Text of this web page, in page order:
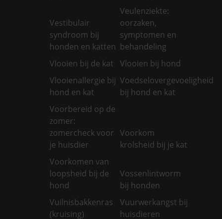
Vestibulair
syndroom bij
honden en katten
Veulenziekte:
oorzaken,
symptomen en
behandeling
Vlooien bij de kat
Vlooien bij hond
Vlooienallergie bij
hond en kat
Voedselovergevoeligheid
bij hond en kat
Voorbereid op de
zomer:
zomercheck voor
je huisdier
Voorkom
krolsheid bij je kat
Voorkomen van
loopsheid bij de
hond
Vossenlintworm
bij honden
Vuilnisbakkenras
(kruising)
Vuurwerkangst bij
huisdieren